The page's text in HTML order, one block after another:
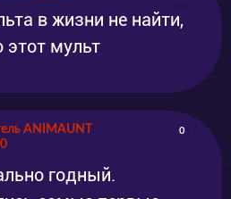
в жизни не найти,
мульт
ANIMAUNT
0
годный.